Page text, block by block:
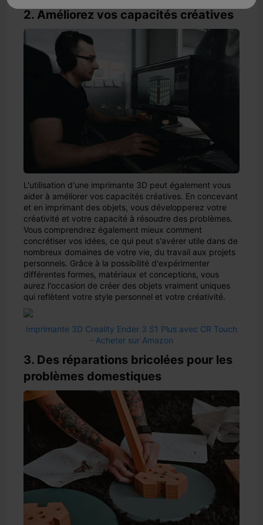
2. Améliorez vos capacités créatives
L'utilisation d'une imprimante 3D peut également vous
aider à améliorer vos capacités créatives. En concevant
et en imprimant des objets, vous développerez votre
créativité et votre capacité à résoudre des problèmes.
Vous comprendrez également mieux comment
concrétiser vos idées, ce qui peut s'avérer utile dans de
nombreux domaines de votre vie, du travail aux projets
personnels. Grâce à la possibilité d'expérimenter
différentes formes, matériaux et conceptions, vous
aurez l'occasion de créer des objets vraiment uniques
qui reflètent votre style personnel et votre créativité.
Imprimante 3D Creality Ender 3 S1 Plus avec CR Touch
- Acheter sur Amazon
3. Des réparations bricolées pour les
problèmes domestiques